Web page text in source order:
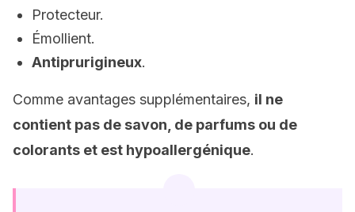
Protecteur.
Émollient.
Antiprurigineux.
Comme avantages supplémentaires, il ne
contient pas de savon, de parfums ou de
colorants et est hypoallergénique.